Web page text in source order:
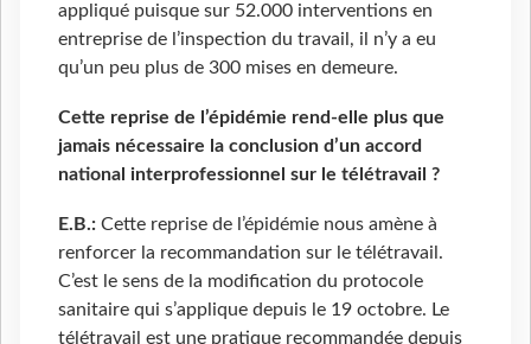
appliqué puisque sur 52.000 interventions en
entreprise de l’inspection du travail, il n’y a eu
qu’un peu plus de 300 mises en demeure.
Cette reprise de l’épidémie rend-elle plus que
jamais nécessaire la conclusion d’un accord
national interprofessionnel sur le télétravail ?
E.B.: Cette reprise de l’épidémie nous amène à
renforcer la recommandation sur le télétravail.
C’est le sens de la modification du protocole
sanitaire qui s’applique depuis le 19 octobre. Le
télétravail est une pratique recommandée depuis